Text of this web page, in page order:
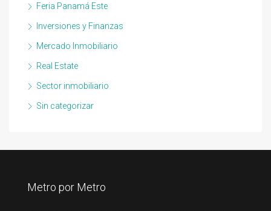
Feria Panamá Este
Inversiones y Finanzas
Mercado Inmobiliario
Real Estate
Sector inmobiliario
Sin categorizar
Metro por Metro